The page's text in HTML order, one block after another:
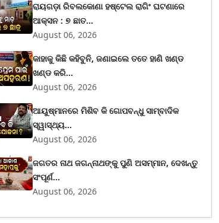
ରାୟଗଡ଼ା ରିବଲକୋଣା ହଷ୍ଟେଲ ରାଗିଂ ଘଟଣାରେ
ଆକ୍ସନ : ୭ ଛାତ...
August 06, 2026
କାହାକୁ କିଛି କହିବୁନି, ଜଣାଇଲେ ତତେ ହାଣି ଖଣ୍ଡ
ଖଣ୍ଡ କରି...
August 06, 2026
ଆୟୁଷ୍ମାନରେ ମିଶିବ କି ଗୋପବନ୍ଧୁ ସାମ୍ବାଦିକ
ସ୍ୱାସ୍ଥ୍ୟ...
August 06, 2026
ଜଗତର ନାଥ ଜଗନ୍ନାଥଙ୍କୁ ପୁଣି ଅସମ୍ମାନ, ଦେଖନ୍ତୁ
ସଂପୂର୍ଣ...
August 06, 2026